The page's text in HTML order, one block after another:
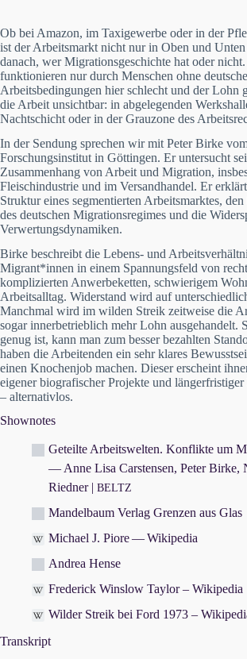
Ob bei Amazon, im Taxigewerbe oder in der
ist der Arbeitsmarkt nicht nur in Oben und
danach, wer Migrationsgeschichte hat oder
funktionieren nur durch Menschen ohne
Arbeitsbedingungen hier schlecht und der Lohn
die Arbeit unsichtbar: in abgelegenden
Nachtschicht oder in der Grauzone des
In der Sendung sprechen wir mit Peter Birke
Forschungsinstitut in Göttingen. Er untersucht
Zusammenhang von Arbeit und Migration,
Fleischindustrie und im Versandhandel. Er
Struktur eines segmentierten Arbeitsmarktes,
des deutschen Migrationsregimes und die
Verwertungsdynamiken.
Birke beschreibt die Lebens- und
Migrant*innen in einem Spannungsfeld von
komplizierten Anwerbeketten, schwierigem
Arbeitsalltag. Widerstand wird auf
Manchmal wird im wilden Streik zeitweise die
sogar innerbetrieblich mehr Lohn ausgehandelt.
genug ist, kann man zum besser bezahlten
haben die Arbeitenden ein sehr klares
einen Knochenjob machen. Dieser erscheint
eigener biografischer Projekte und
– alternativlos.
Shownotes
Geteilte Arbeitswelten. Konflikte um
— Anne Lisa Carstensen, Peter Birke,
Riedner | BELTZ
Mandelbaum Verlag Grenzen aus Glas
Michael J. Piore — Wikipedia
Andrea Hense
Frederick Winslow Taylor – Wikipedia
Wilder Streik bei Ford 1973 –
Transkript